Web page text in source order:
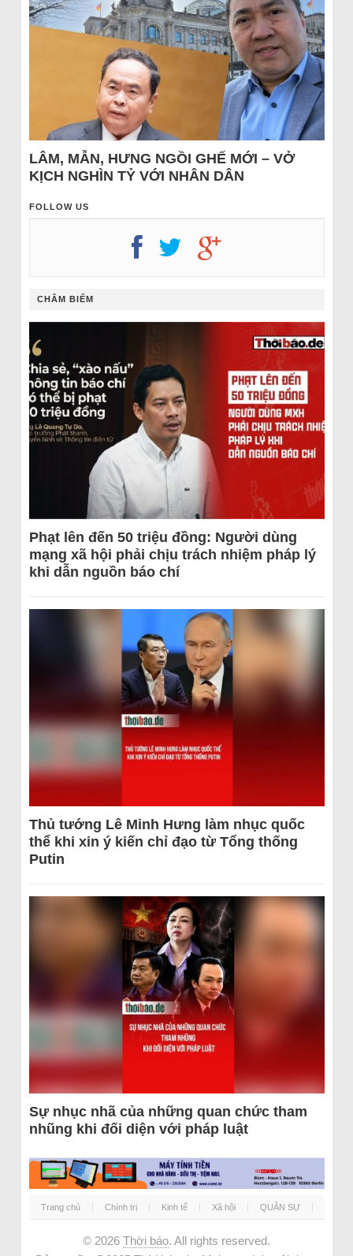
LÂM, MẪN, HƯNG NGỒI GHẾ MỚI – VỞ
KỊCH NGHÌN TỶ VỚI NHÂN DÂN
FOLLOW US
CHÂM BIẾM
Phạt lên đến 50 triệu đồng: Người dùng
mạng xã hội phải chịu trách nhiệm pháp lý
khi dẫn nguồn báo chí
Thủ tướng Lê Minh Hưng làm nhục quốc
thể khi xin ý kiến chỉ đạo từ Tổng thống
Putin
Sự nhục nhã của những quan chức tham
nhũng khi đối diện với pháp luật
Trang chủ Chính trị Kinh tế Xã hội QUÂN SỰ
© 2026 Thời báo. All rights reserved.